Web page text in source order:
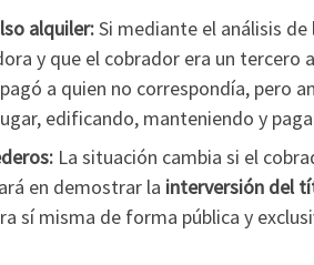
alquiler:Si mediante el análisis de
y que el cobrador era un tercero
a quien no correspondía, pero
edificando, manteniendo y
La situación cambia si el
en demostrar la interversión del
sí misma de forma pública y